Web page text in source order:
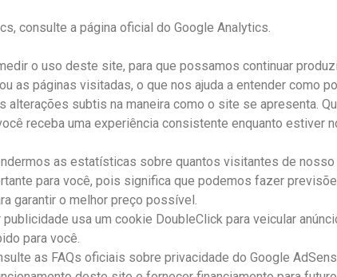
consulte a página oficial do Google Analytics.
o uso deste site, para que possamos continuar
as páginas visitadas, o que nos ajuda a entender como
subtis na maneira como o site se apresenta.
receba uma experiência consistente enquanto estiver
as estatísticas sobre quantos visitantes de
para você, pois significa que podemos fazer
garantir o melhor preço possível.
usa um cookie DoubleClick para veicular
para você.
as FAQs oficiais sobre privacidade do Google